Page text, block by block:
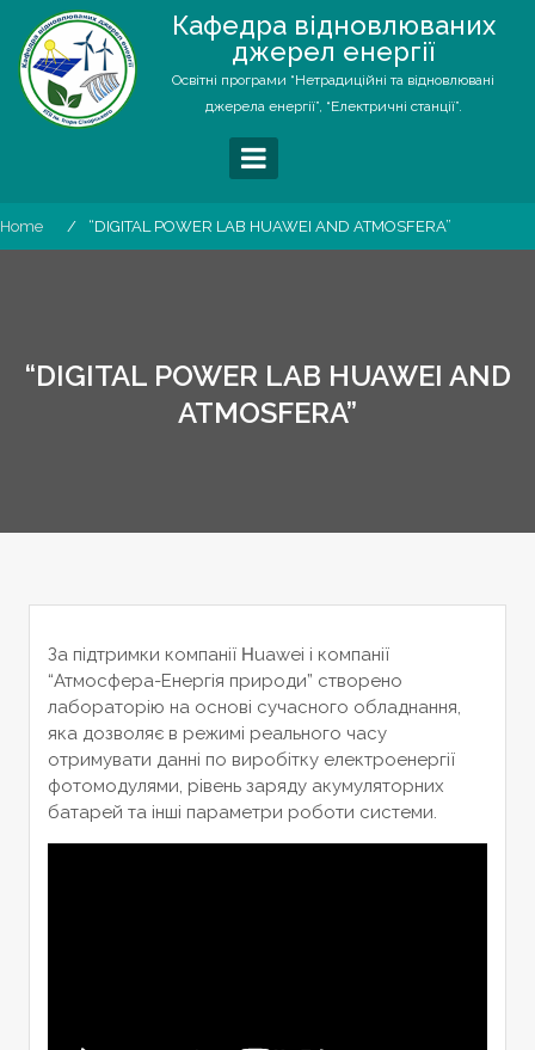
content
Кафедра відновлюваних
джерел енергії
Освітні програми “Нетрадиційні та відновлювані
джерела енергії”, “Електричні станції”.
Home “DIGITAL POWER LAB HUAWEI AND ATMOSFERA”
“DIGITAL POWER LAB HUAWEI AND
ATMOSFERA”
За підтримки компанії Ηuawei і компанії
“Атмосфера-Енергія природи” створено
лабораторію на основі сучасного обладнання,
яка дозволяє в режимі реального часу
отримувати данні по виробітку електроенергії
фотомодулями, рівень заряду акумуляторних
батарей та інші параметри роботи системи.